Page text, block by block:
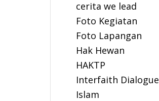
cerita we lead
Foto Kegiatan
Foto Lapangan
Hak Hewan
HAKTP
Interfaith Dialogue
Islam